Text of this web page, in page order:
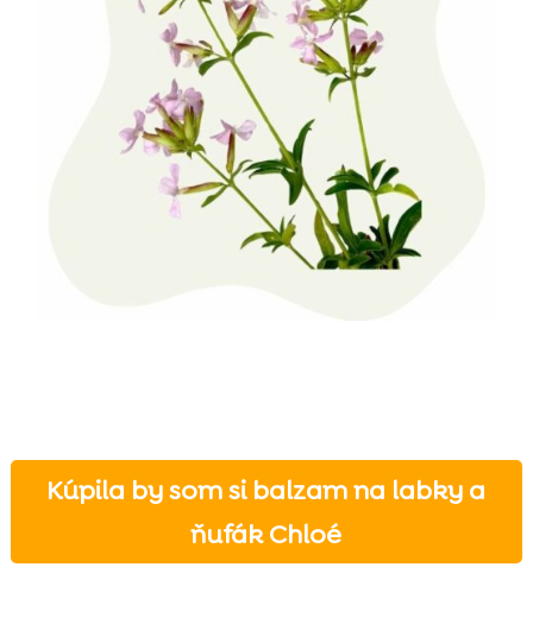
Kúpila by som si balzam na labky a
ňufák Chloé